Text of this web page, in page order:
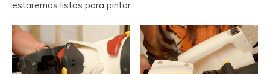
estaremos listos para pintar.